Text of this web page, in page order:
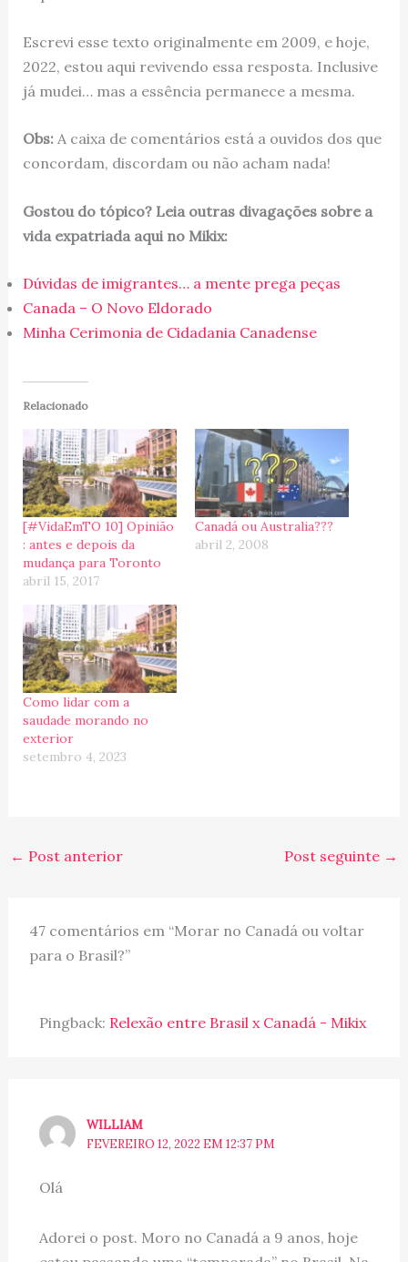
Escrevi esse texto originalmente em 2009, e hoje,
2022, estou aqui revivendo essa resposta. Inclusive
já mudei… mas a essência permanece a mesma.
Obs:A caixa de comentários está a ouvidos dos que
concordam, discordam ou não acham nada!
Gostou do tópico? Leia outras divagações sobre a
vida expatriada aqui no Mikix:
Dúvidas de imigrantes… a mente prega peças
Canada – O Novo Eldorado
Minha Cerimonia de Cidadania Canadense
Relacionado
[#VidaEmTO 10] Opinião
: antes e depois da
mudança para Toronto
abril 15, 2017
Canadá ou Australia???
abril 2, 2008
Como lidar com a
saudade morando no
exterior
setembro 4, 2023
← Post anterior Post seguinte →
47 comentários em “Morar no Canadá ou voltar
para o Brasil?”
Pingback: Relexão entre Brasil x Canadá - Mikix
WILLIAM
FEVEREIRO 12, 2022 EM 12:37 PM
Olá
Adorei o post. Moro no Canadá a 9 anos, hoje